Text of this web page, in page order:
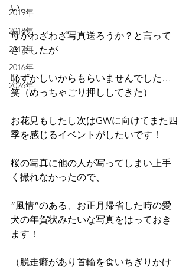
2019年
2018年
2017年
2016年
2026年
い…
母がわざわざ写真送ろうか？と言って
きましたが
恥ずかしいからもらいませんでした…
笑（めっちゃごり押ししてきた）
お花見もしたし次はGWに向けてまた四
季を感じるイベントがしたいです！
桜の写真に他の人が写ってしまい上手
く撮れなかったので、
“風情”のある、お正月帰省した時の愛
犬の年賀状みたいな写真をはっておき
ます！
（脱走癖があり首輪を食いちぎりかけ